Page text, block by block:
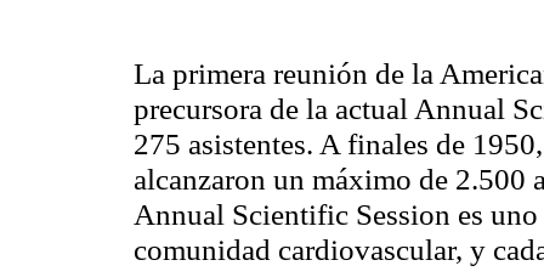
La primera reunión de la
precursora de la actual Annual
275 asistentes. A finales de
alcanzaron un máximo de 2.500
Annual Scientific Session es uno
comunidad cardiovascular, y